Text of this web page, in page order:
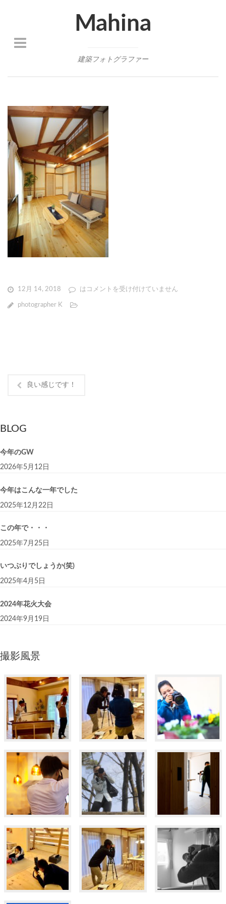
Mahina
建築フォトグラファー
12月 14, 2018 は コメントを受け付けていません
photographer K
良い感じです！
BLOG
今年のGW
2026年5月12日
今年はこんな一年でした
2025年12月22日
この年で・・・
2025年7月25日
いつぶりでしょうか(笑)
2025年4月5日
2024年花火大会
2024年9月19日
撮影風景